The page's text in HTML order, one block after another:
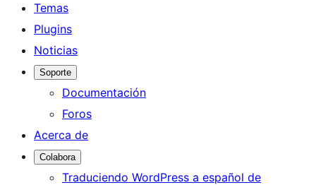
Temas
Plugins
Noticias
Soporte
Documentación
Foros
Acerca de
Colabora
Traduciendo WordPress a español de